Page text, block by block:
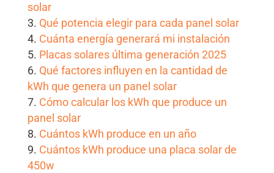
solar
Qué potencia elegir para cada panel solar
Cuánta energía generará mi instalación
Placas solares última generación 2025
Qué factores influyen en la cantidad de
kWh que genera un panel solar
Cómo calcular los kWh que produce un
panel solar
Cuántos kWh produce en un año
Cuántos kWh produce una placa solar de
450w